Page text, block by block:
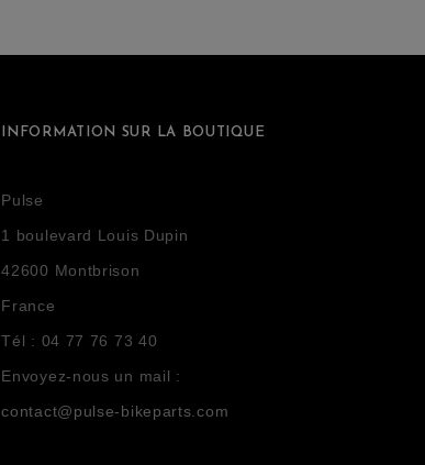
INFORMATION SUR LA BOUTIQUE
Pulse
1 boulevard Louis Dupin
42600 Montbrison
France
Tél : 04 77 76 73 40
Envoyez-nous un mail :
contact@pulse-bikeparts.com